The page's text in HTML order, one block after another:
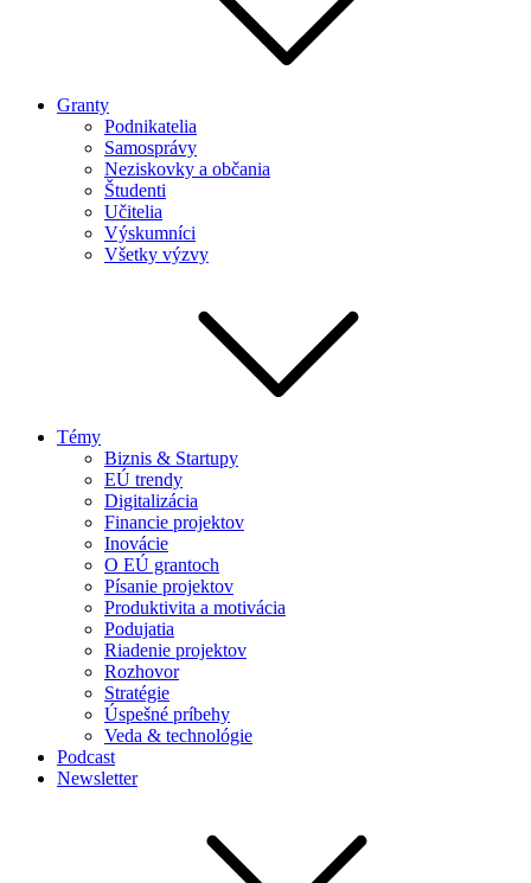
Granty
Podnikatelia
Samosprávy
Neziskovky a občania
Študenti
Učitelia
Výskumníci
Všetky výzvy
Témy
Biznis & Startupy
EÚ trendy
Digitalizácia
Financie projektov
Inovácie
O EÚ grantoch
Písanie projektov
Produktivita a motivácia
Podujatia
Riadenie projektov
Rozhovor
Stratégie
Úspešné príbehy
Veda & technológie
Podcast
Newsletter